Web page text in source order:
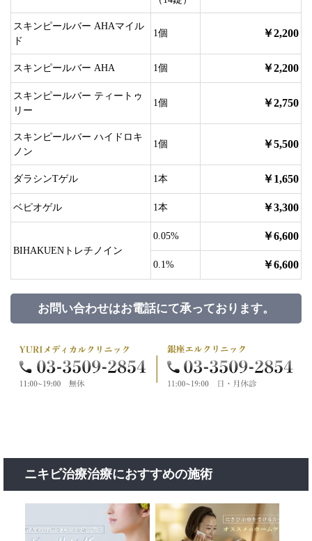
スキンピールバー AHAマイル
ド
1個 ￥2,200
スキンピールバー AHA 1個 ￥2,200
スキンピールバー ティートゥ
リー
1個 ￥2,750
スキンピールバー ハイドロキ
ノン
1個 ￥5,500
ダラシンTゲル 1本 ￥1,650
ベピオゲル 1本 ￥3,300
BIHAKUENトレチノイン
0.05% ￥6,600
0.1% ￥6,600
お問い合わせはお電話にて承っております。
ニキビ治療治療におすすめの施術